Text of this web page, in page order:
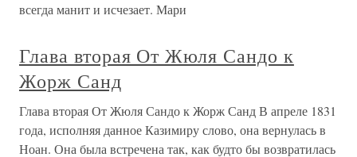
всегда манит и исчезает. Мари
Глава вторая От Жюля Сандо к
Жорж Санд
Глава вторая От Жюля Сандо к Жорж Санд В апреле 1831
года, исполняя данное Казимиру слово, она вернулась в
Ноан. Она была встречена так, как будто бы возвратилась